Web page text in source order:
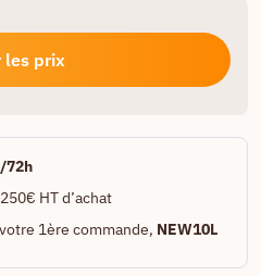
les prix
72h
HT d’achat
1ère commande, NEW10L